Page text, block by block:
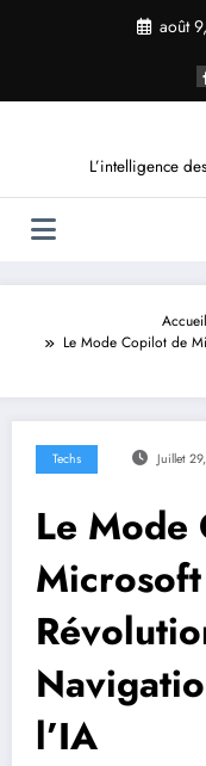
août
L’intelligence
Accueil
Le Mode Copilot de
Techs Juillet
Le Mode
l’IA